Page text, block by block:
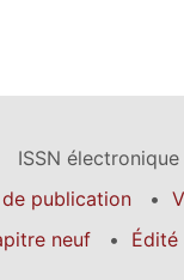
ISSN électronique
publication
neuf
Édité